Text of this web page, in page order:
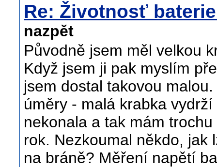
Re: Životnosť
nazpět
Původně jsem měl velkou
Když jsem ji pak myslím
jsem dostal takovou
úměry - malá krabka
nekonala a tak mám
rok. Nezkoumal někdo, jak
na bráně? Měření napětí